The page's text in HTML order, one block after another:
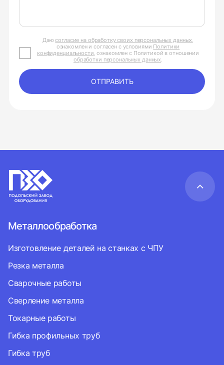
Даюсогласие на обработку своих персональных данных,
ознакомлен и согласен с условиями Политики
конфиденциальности, ознакомлен с Политикой в отношении
обработки персональных данных.
ОТПРАВИТЬ
Металлообработка
Изготовление деталей на станках с ЧПУ
Резка металла
Сварочные работы
Сверление металла
Токарные работы
Гибка профильных труб
Гибка труб